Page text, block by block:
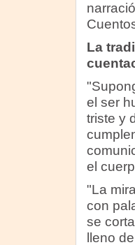
La
el ser
triste y
el
"La
con
se
lleno